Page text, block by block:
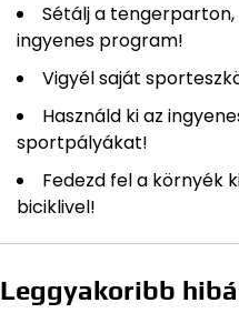
Sétálj a
ingyenes program!
Vigyél saját
Használd ki az
sportpályákat!
Fedezd fel a környék
biciklivel!
Leggyakoribb